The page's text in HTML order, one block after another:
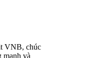
VNB, chúc
mạnh và